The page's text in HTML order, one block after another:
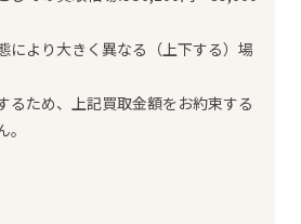
により大きく異なる（上下する）場
るため、上記買取金額をお約束する